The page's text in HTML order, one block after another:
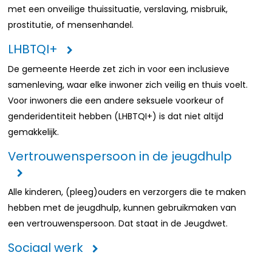
met een onveilige thuissituatie, verslaving, misbruik,
prostitutie, of mensenhandel.
LHBTQI+
De gemeente Heerde zet zich in voor een inclusieve
samenleving, waar elke inwoner zich veilig en thuis voelt.
Voor inwoners die een andere seksuele voorkeur of
genderidentiteit hebben (LHBTQI+) is dat niet altijd
gemakkelijk.
Vertrouwenspersoon in de jeugdhulp
Alle kinderen, (pleeg)ouders en verzorgers die te maken
hebben met de jeugdhulp, kunnen gebruikmaken van
een vertrouwenspersoon. Dat staat in de Jeugdwet.
Sociaal werk